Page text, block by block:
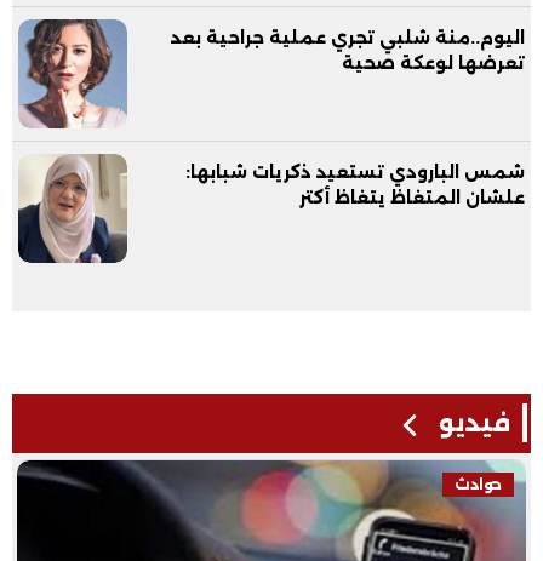
اليوم..منة شلبي تجري عملية جراحية بعد
تعرضها لوعكة صحية
شمس البارودي تستعيد ذكريات شبابها:
علشان المتغاظ يتغاظ أكتر
فيديو
حوادث